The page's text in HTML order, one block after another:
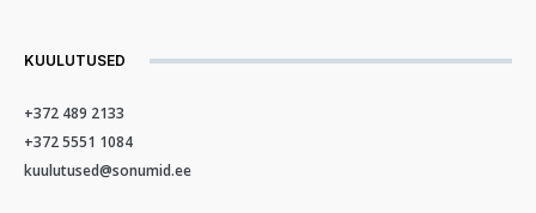
KUULUTUSED
+372 489 2133
+372 5551 1084
kuulutused@sonumid.ee